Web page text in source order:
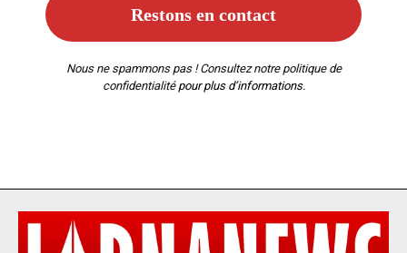
Nous ne spammons pas ! Consultez notre politique de
confidentialitépour plus d’informations.